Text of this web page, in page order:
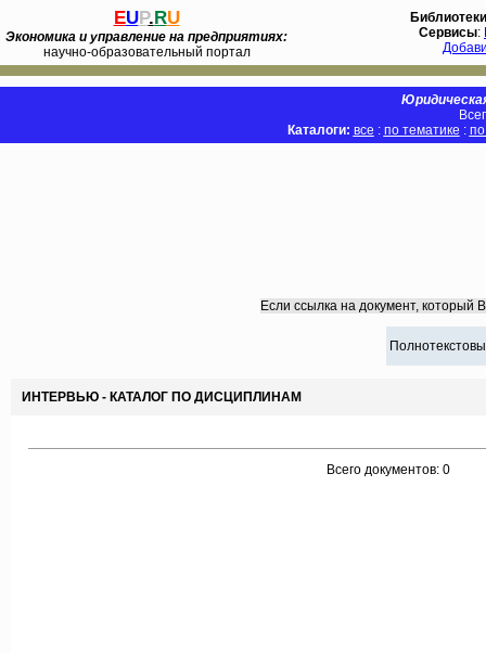
EUP.RU
Экономика и управление на предприятиях:
научно-образовательный портал
Библиотеки
Сервисы:
Каталоги: все : по тематике :
Если ссылка на документ, который
ИНТЕРВЬЮ - КАТАЛОГ ПО ДИСЦИПЛИНАМ
Всего документов: 0